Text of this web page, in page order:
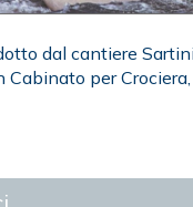
dal cantiere
Cabinato per